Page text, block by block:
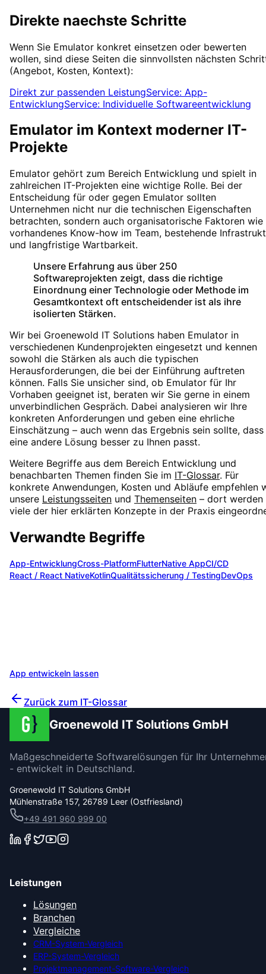
Direkte naechste Schritte
Wenn Sie Emulator konkret einsetzen oder bewerten
wollen, sind diese Seiten die sinnvollsten nächsten
(Angebot, Kosten, Kontext):
Direkt zur passenden LeistungService: App-
EntwicklungService: Individuelle Softwareentwicklung
Emulator im Kontext moderner IT-
Projekte
Emulator gehört zum Bereich Entwicklung und spielt in
zahlreichen IT-Projekten eine wichtige Rolle. Bei der
Entscheidung für oder gegen Emulator sollten
Unternehmen nicht nur die technischen Eigenschaften
betrachten, sondern auch organisatorische Faktoren wie
vorhandenes Know-how im Team, bestehende
und langfristige Wartbarkeit.
Unsere Erfahrung aus über 250
Softwareprojekten zeigt, dass die richtige
Einordnung einer Technologie oder Methode im
Gesamtkontext oft entscheidender ist als ihre
isolierten Stärken.
Wir bei Groenewold IT Solutions haben Emulator in
verschiedenen Kundenprojekten eingesetzt und kennen
sowohl die Stärken als auch die typischen
Herausforderungen, die bei der Einführung auftreten
können. Falls Sie unsicher sind, ob Emulator für Ihr
Vorhaben geeignet ist, beraten wir Sie gerne in einem
unverbindlichen Gespräch. Dabei analysieren wir Ihre
konkreten Anforderungen und geben eine ehrliche
Einschätzung – auch wenn das Ergebnis sein sollte, dass
eine andere Lösung besser zu Ihnen passt.
Weitere Begriffe aus dem Bereich Entwicklung und
benachbarten Themen finden Sie im IT-Glossar. Für
konkrete Anwendungen, Kosten und Abläufe empfehlen
unsere Leistungsseiten und Themenseiten – dort werden
viele der hier erklärten Konzepte in der Praxis
Verwandte Begriffe
App-EntwicklungCross-PlatformFlutterNative AppCI/CD
React / React NativeKotlinQualitätssicherung / TestingDevOps
App entwickeln lassen
Zurück zum IT-Glossar
Groenewold IT Solutions GmbH
Maßgeschneiderte Softwarelösungen für Ihr
- entwickelt in Deutschland.
Groenewold IT Solutions GmbH
Mühlenstraße 157, 26789 Leer (Ostfriesland)
+49 491 960 999 00
Leistungen
Lösungen
Branchen
Vergleiche
CRM-System-Vergleich
ERP-System-Vergleich
Projektmanagement-Software-Vergleich